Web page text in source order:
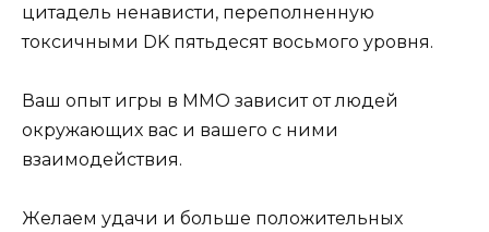
цитадель ненависти, переполненную
токсичными DK пятьдесят восьмого уровня.
Ваш опыт игры в ММО зависит от людей
окружающих вас и вашего с ними
взаимодействия.
Желаем удачи и больше положительных